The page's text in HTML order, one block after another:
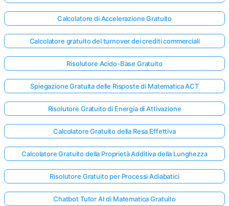
Calcolatore di Accelerazione Gratuito
Calcolatore gratuito del turnover dei crediti commerciali
Risolutore Acido-Base Gratuito
Spiegazione Gratuita delle Risposte di Matematica ACT
Risolutore Gratuito di Energia di Attivazione
Calcolatore Gratuito della Resa Effettiva
Calcolatore Gratuito della Proprietà Additiva della Lunghezza
Risolutore Gratuito per Processi Adiabatici
Chatbot Tutor AI di Matematica Gratuito